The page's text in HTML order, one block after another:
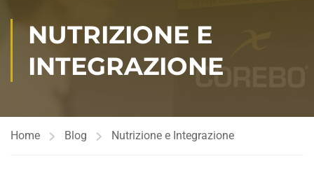
NUTRIZIONE E
INTEGRAZIONE
Home Blog Nutrizione e Integrazione